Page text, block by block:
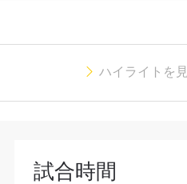
ハイライトを
試合時間